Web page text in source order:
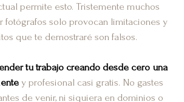
permite esto. Tristemente muchos
fotógrafos solo provocan limitaciones y
que te demostraré son falsos.
tu trabajo creando desde cero una
y profesional casi gratis. No gastes
de venir, ni siquiera en dominios o